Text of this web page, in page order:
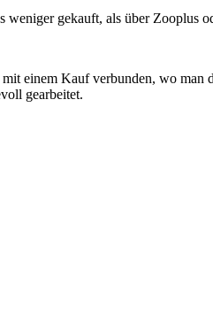
weniger gekauft, als über Zooplus
einem Kauf verbunden, wo
gearbeitet.